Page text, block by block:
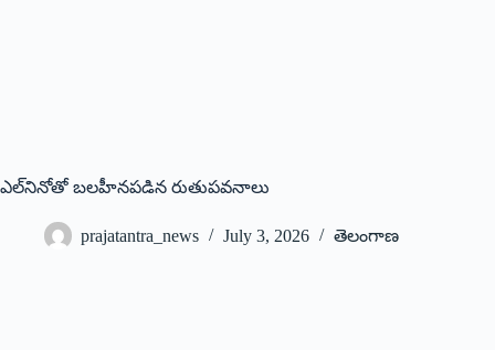
ఎల్‌నినోతో బలహీనపడిన రుతుపవనాలు
prajatantra_news July 3, 2026 తెలంగాణ